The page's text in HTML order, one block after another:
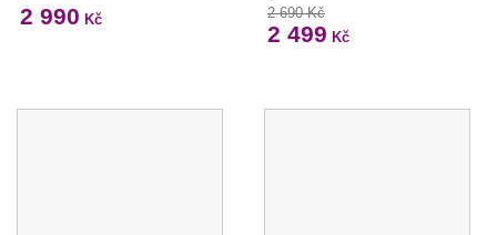
2 990 Kč 2 690 Kč
2 499 Kč